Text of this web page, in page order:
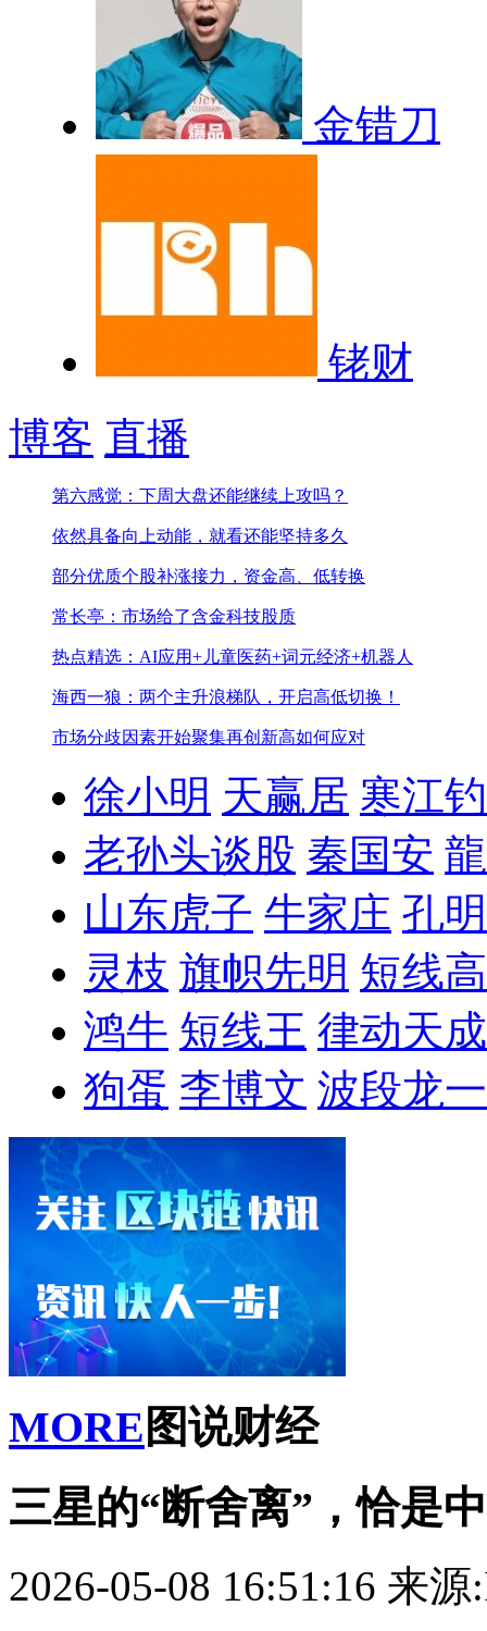
金错刀
铑财
博客 直播
第六感觉：下周大盘还能继续上攻吗？
依然具备向上动能，就看还能坚持多久
部分优质个股补涨接力，资金高、低转换
常长亭：市场给了含金科技股质
热点精选：AI应用+儿童医药+词元经济+机器人
海西一狼：两个主升浪梯队，开启高低切换！
市场分歧因素开始聚集再创新高如何应对
徐小明 天赢居 寒江
老孙头谈股 秦国安
山东虎子 牛家庄 孔
灵枝 旗帜先明 短线
鸿牛 短线王 律动天成
狗蛋 李博文 波段龙一
MORE 图说财经
三星的“断舍离”，恰是
2026-05-08 16:51:16 来源